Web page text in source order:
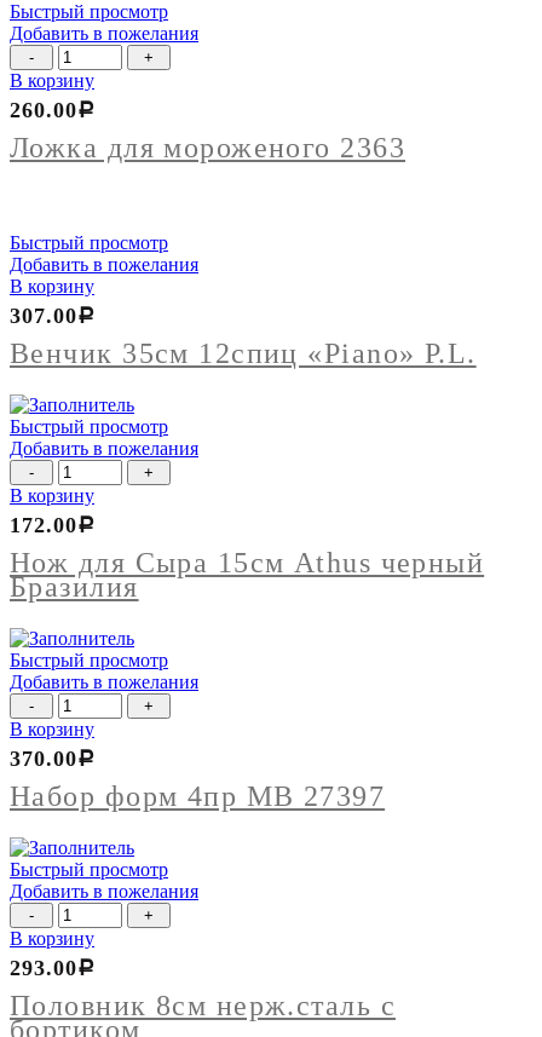
Быстрый просмотр
Добавить в пожелания
Количество
товара
Ложка
для
мороженого
2363
В корзину
Ложка для мороженого 2363
260.00Р
Быстрый просмотр
Добавить в пожелания
В корзину
Венчик 35см 12спиц «Piano» P.L.
307.00Р
Быстрый просмотр
Добавить в пожелания
Количество
товара
Нож
для
Сыра
15см
Athus
Бразилия
В корзину
Нож для Сыра 15см Athus черный
Бразилия
172.00Р
Быстрый просмотр
Добавить в пожелания
Количество
товара
Набор
форм
4пр
МВ
В корзину
Набор форм 4пр МВ 27397
370.00Р
Быстрый просмотр
Добавить в пожелания
Количество
товара
Половник
8см
нерж.сталь
с
В корзину
Половник 8см нерж.сталь с
бортиком
293.00Р